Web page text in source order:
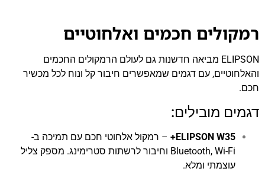
רמקולים חכמים ואלחוטיים
ELIPSON מביאה חדשנות גם לעולם הרמקולים החכמים
והאלחוטיים, עם דגמים שמאפשרים חיבור קל ונוח לכל מכשיר
חכם.
דגמים מובילים:
ELIPSON W35+
– רמקול אלחוטי חכם עם תמיכה ב-
Bluetooth, Wi-Fi וחיבור לרשתות סטרימינג. מספק צליל
עוצמתי ומלא.